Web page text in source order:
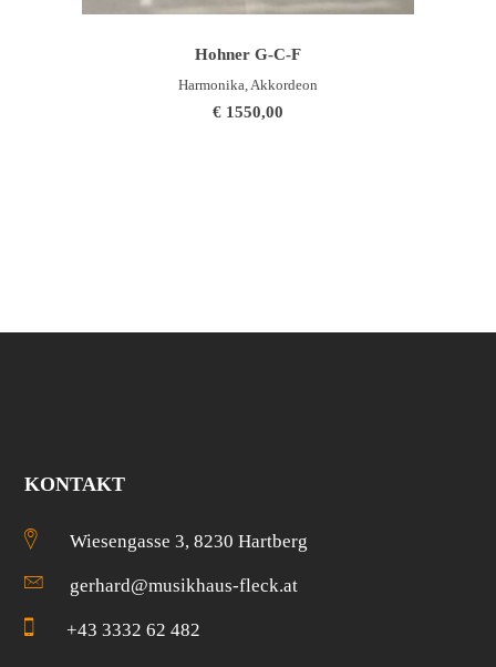
Hohner G-C-F
Harmonika, Akkordeon
€ 1550,00
KONTAKT
Wiesengasse 3, 8230 Hartberg
gerhard@musikhaus-fleck.at
+43 3332 62 482